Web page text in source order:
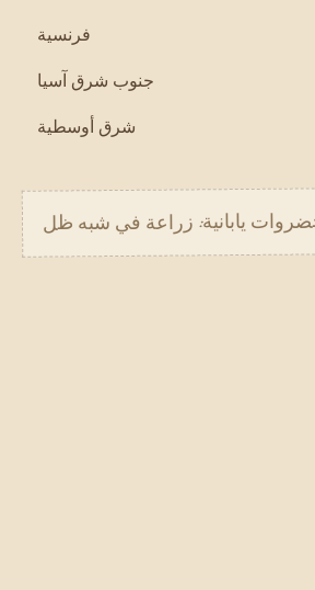
فرنسية
جنوب شرق آسيا
شرق أوسطية
يابانية: زراعة في شبه ظل